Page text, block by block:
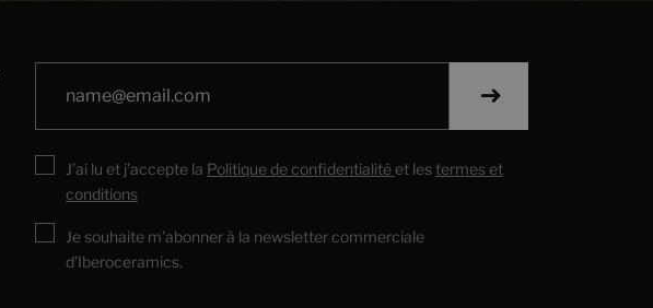
J’ai lu et j’accepte la Politique de confidentialitéet les termes et
conditions
Je souhaite m’abonner à la newsletter commerciale
d’Iberoceramics.